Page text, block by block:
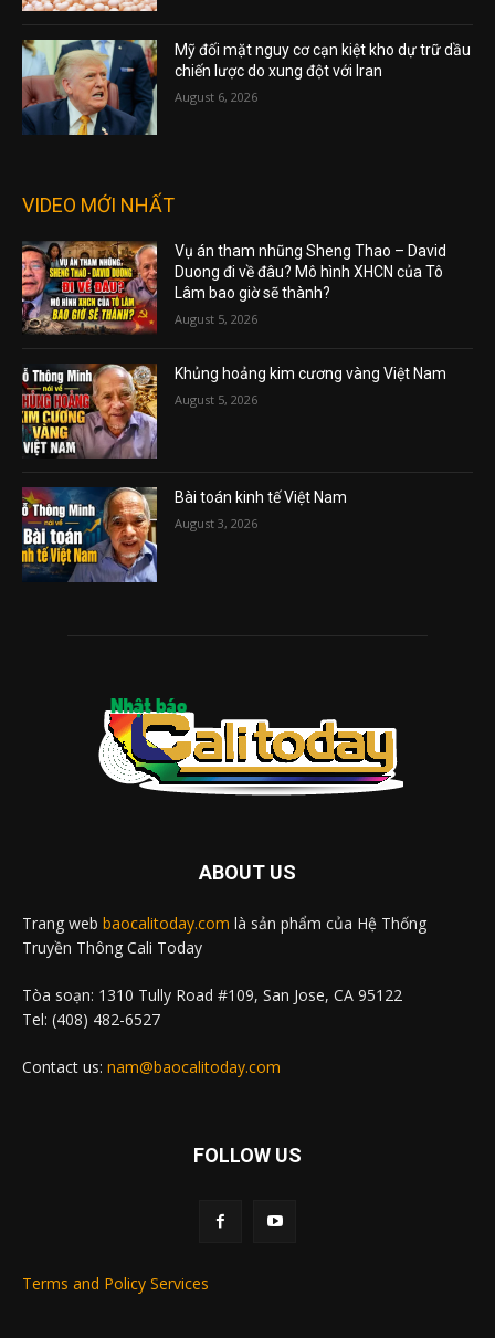
Mỹ đối mặt nguy cơ cạn kiệt kho dự trữ dầu
chiến lược do xung đột với Iran
August 6, 2026
VIDEO MỚI NHẤT
Vụ án tham nhũng Sheng Thao – David
Duong đi về đâu? Mô hình XHCN của Tô
Lâm bao giờ sẽ thành?
August 5, 2026
Khủng hoảng kim cương vàng Việt Nam
August 5, 2026
Bài toán kinh tế Việt Nam
August 3, 2026
ABOUT US
Trang web baocalitoday.com là sản phẩm của Hệ Thống
Truyền Thông Cali Today
Tòa soạn: 1310 Tully Road #109, San Jose, CA 95122
Tel: (408) 482-6527
Contact us: nam@baocalitoday.com
FOLLOW US
Terms and Policy Services